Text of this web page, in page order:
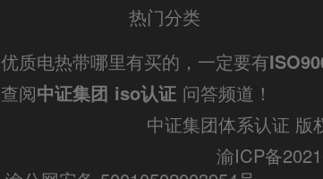
热门分类
优质电热带哪里有买的，一定要有
查阅中证集团 iso认证 问答频道！
中证集团体系认证
渝ICP备